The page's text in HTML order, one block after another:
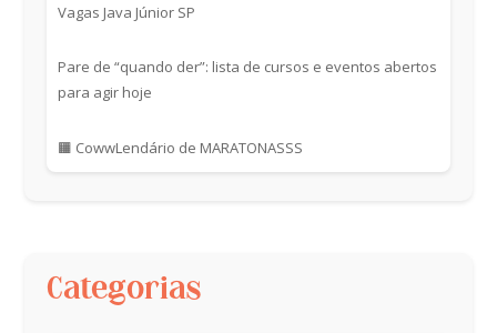
Vagas Java Júnior SP
Pare de “quando der”: lista de cursos e eventos abertos
para agir hoje
🟧 CowwLendário de MARATONASSS
Categorias